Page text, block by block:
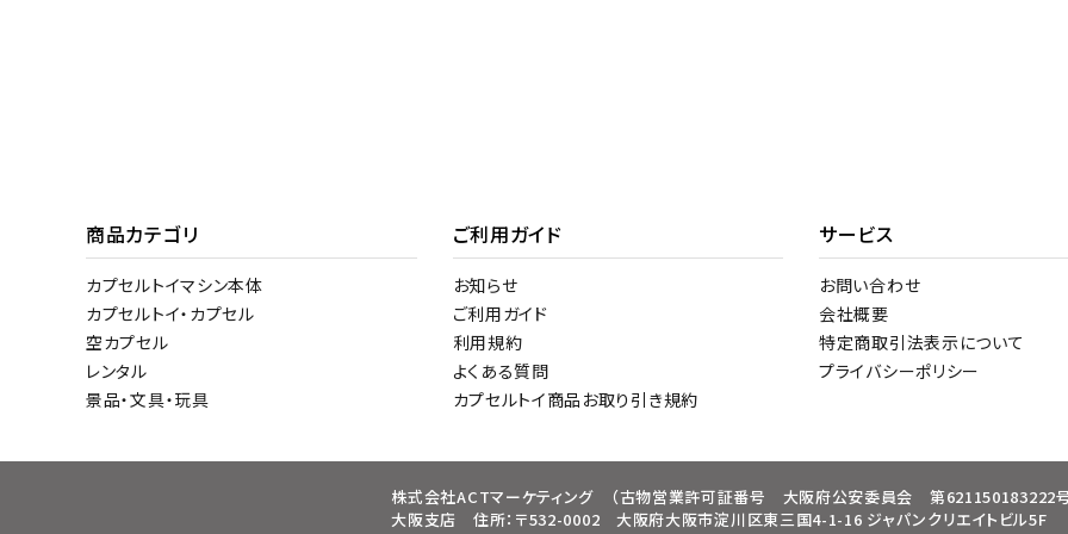
商品カテゴリ
カプセルトイマシン本体
カプセルトイ・カプセル
空カプセル
レンタル
景品・文具・玩具
ご利用ガイド
お知らせ
ご利用ガイド
利用規約
よくある質問
カプセルトイ商品お取り引き規約
サービス
お問い合わせ
会社概要
特定商取引法表示について
プライバシーポリシー
株式会社ACTマーケティング
（古物営業許可証番号 大阪府公安委員会 第621150183222
大阪支店 住所：〒532-0002 大阪府大阪市淀川区東三国4-1-16 ジャパンクリエイトビル5F